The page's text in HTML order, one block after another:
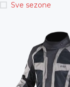
Sve sezone